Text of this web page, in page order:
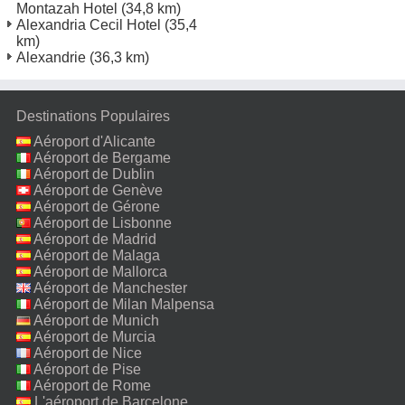
Montazah Hotel (34,8 km)
Alexandria Cecil Hotel (35,4
km)
Alexandrie (36,3 km)
Destinations Populaires
Aéroport d'Alicante
Aéroport de Bergame
Aéroport de Dublin
Aéroport de Genève
Aéroport de Gérone
Aéroport de Lisbonne
Aéroport de Madrid
Aéroport de Malaga
Aéroport de Mallorca
Aéroport de Manchester
Aéroport de Milan Malpensa
Aéroport de Munich
Aéroport de Murcia
Aéroport de Nice
Aéroport de Pise
Aéroport de Rome
Fiumicino
L'aéroport de Barcelone